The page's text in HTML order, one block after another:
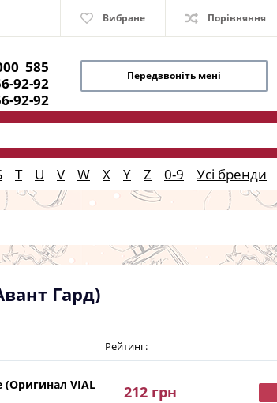
Вибране Порівняння
585
92-92
92-92
Передзвоніть мені
T U V W X Y Z 0-9 Усі бренди
Гард)
Рейтинг:
(Оригинал VIAL
212 грн